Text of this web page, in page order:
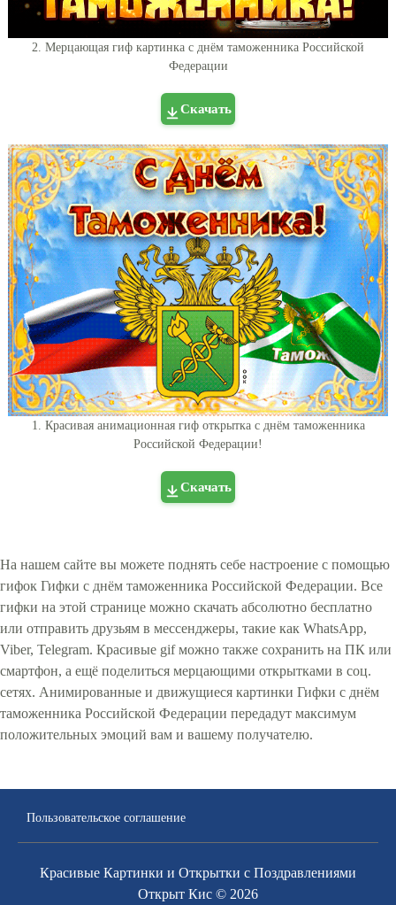
2. Мерцающая гиф картинка с днём таможенника Российской
Федерации
Скачать
1. Красивая анимационная гиф открытка с днём таможенника
Российской Федерации!
Скачать
На нашем сайте вы можете поднять себе настроение с помощью
гифок Гифки с днём таможенника Российской Федерации. Все
гифки на этой странице можно скачать абсолютно бесплатно
или отправить друзьям в мессенджеры, такие как WhatsApp,
Viber, Telegram. Красивые gif можно также сохранить на ПК или
смартфон, а ещё поделиться мерцающими открытками в соц.
сетях. Анимированные и движущиеся картинки Гифки с днём
таможенника Российской Федерации передадут максимум
положительных эмоций вам и вашему получателю.
Пользовательское соглашение
Красивые Картинки и Открытки с Поздравлениями
Открыт Кис © 2026